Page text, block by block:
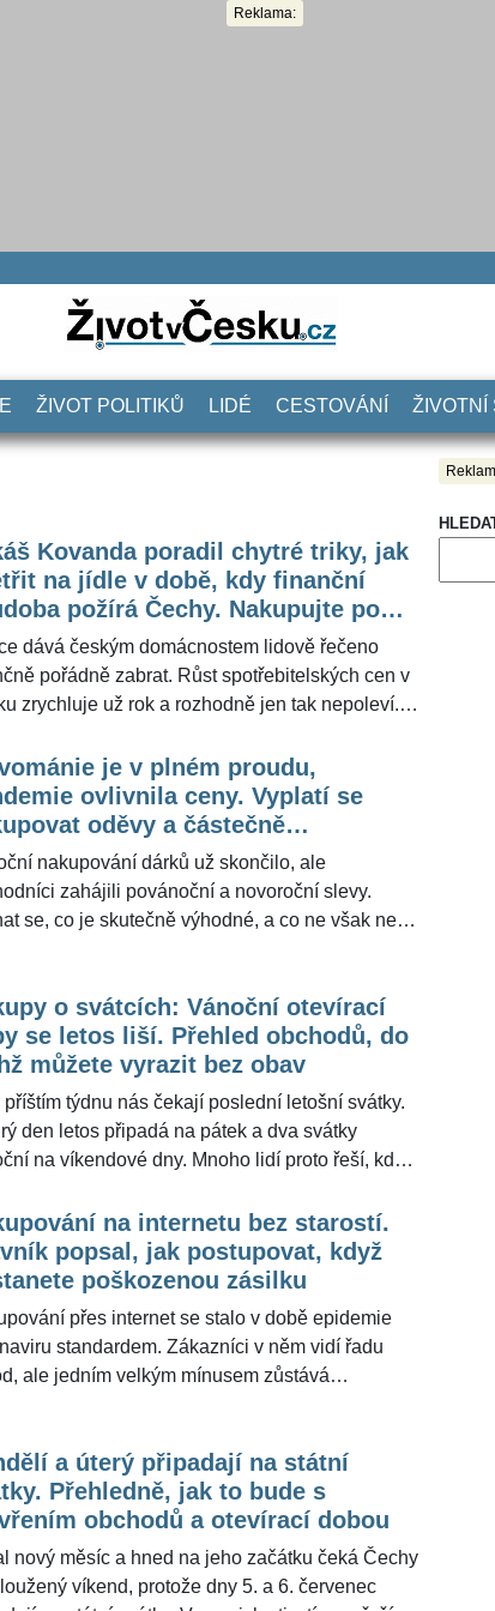
Reklama:
ŽIVOT POLITIKŮ LIDÉ CESTOVÁNÍ ŽIVOTNÍ
Kovanda poradil chytré triky, jak
na jídle v době, kdy finanční
požírá Čechy. Nakupujte po
vařte ve správném hrnci
dává českým domácnostem lidově řečeno
pořádně zabrat. Růst spotřebitelských cen v
zrychluje už rok a rozhodně jen tak nepoleví. V
16 procent. V posledních třech měsících
na nejvyšší úrovni od prosince
Ekonomové očekávají, že po prázdninách by se
měla dostat k 20 procentům. Redakce
oslovila uznávaného ekonoma
Kovandu s dotazem, jak by mohli lidé v rámci
potravin ušetřit. Poskytl několik doporučení,
je v plném proudu,
ovlivnila ceny. Vyplatí se
oděvy a částečně
radí ekonom
nakupování dárků už skončilo, ale
zahájili povánoční a novoroční slevy.
se, co je skutečně výhodné, a co ne však není
letos tak velkorysé. "Neříkám, že člověk
narazit na reálnou slevu 70 nebo třeba 80
ale bude i menší objem zboží než v době
pandemií. Chce to více času a úsilí než v
letech," uvedl pro ŽivotvČesku.cz.
o svátcích: Vánoční otevírací
se letos liší. Přehled obchodů, do
můžete vyrazit bez obav
příštím týdnu nás čekají poslední letošní svátky.
den letos připadá na pátek a dva svátky
na víkendové dny. Mnoho lidí proto řeší, kde
vůbec otevřené. Redakce ŽivotvČesku.cz
oslovila největší obchodní řetězce, aby zjistila,
s nákupy o svátečních dnech bude. Přinášíme
nezbytnosti nebo to, co doma zkrátka došlo.
na internetu bez starostí.
popsal, jak postupovat, když
poškozenou zásilku
přes internet se stalo v době epidemie
standardem. Zákazníci v něm vidí řadu
ale jedním velkým mínusem zůstává
je poškozený, vzniká otázka, kdo za to nese
a jak problém řešit. "Obecně za
zodpovídá dopravce, ale neplatí to vždy.
je zásilka viditelně poškozená, tak ji určitě
Jakmile to člověk udělá a neuvede nic o
že je balík poškozený, bude složitější důkazná
a úterý připadají na státní
Přehledně, jak to bude s
obchodů a otevírací dobou
nový měsíc a hned na jeho začátku čeká Čechy
víkend, protože dny 5. a 6. červenec